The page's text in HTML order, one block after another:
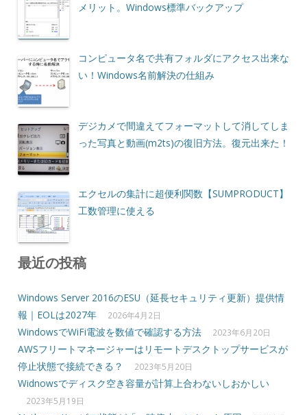
メリット。Windows標準バックアップ
コンピュータ名で共有フォルダにアクセス出来な
い！Windows名前解決の仕組み
デジカメで間違えてフォーマットして消してしま
った写真と動画(m2ts)の復旧方法。復元出来た！
エクセルの集計に超便利関数【SUMPRODUCT】
工数管理に使える
最近の投稿
Windows Server 2016のESU（延長セキュリティ更新）提供情
報｜EOLは2027年
2026年4月2日
WindowsでWiFi電波を数値で確認する方法 2023年6月20日
AWSフリートマネージャーはリモートデスクトップサービスが
停止状態で接続できる？
2023年5月20日
Widnowsでディスク空き容量が計算上合わないしおかしい
2023年5月19日